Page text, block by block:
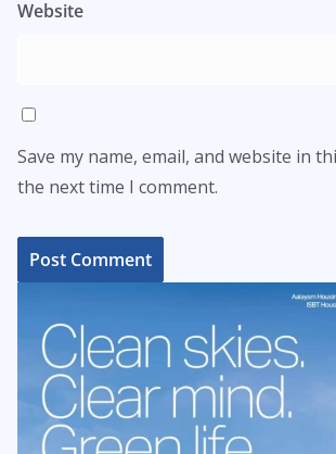
Website
Save my name, email, and website in
the next time I comment.